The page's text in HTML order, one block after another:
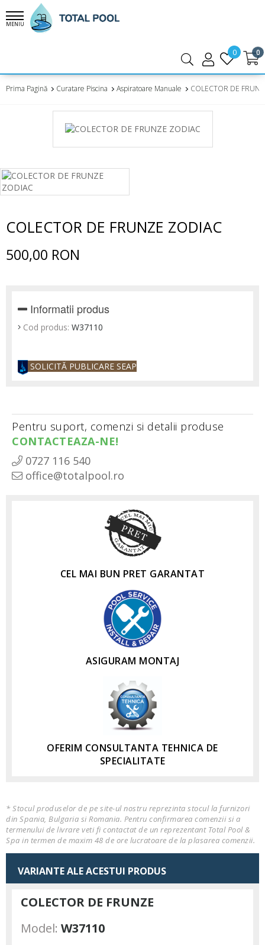
MENIU
0 0
Prima Pagină Curatare Piscina Aspiratoare Manuale COLECTOR DE
COLECTOR DE FRUNZE ZODIAC
500,00 RON
Informatii produs
Cod produs: W37110
SOLICITĂ PUBLICARE SEAP
Pentru suport, comenzi si detalii produse
CONTACTEAZA-NE!
0727 116 540
office@totalpool.ro
CEL MAI BUN PRET GARANTAT
ASIGURAM MONTAJ
OFERIM CONSULTANTA TEHNICA DE
SPECIALITATE
* Stocul produselor de pe site-ul nostru reprezinta stocul la furnizori
din Spania, Bulgaria si Romania. Pentru confirmarea comenzii si a
termenului de livrare veti fi contactat de un reprezentant Total Pool &
Spa in termen de maxim 48 de ore lucratoare de la plasarea comenzii.
VARIANTE ALE ACESTUI PRODUS
COLECTOR DE FRUNZE
Model: W37110